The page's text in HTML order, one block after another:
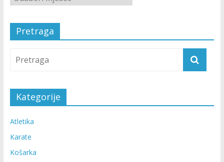
Pretraga
Kategorije
Atletika
Karate
Košarka